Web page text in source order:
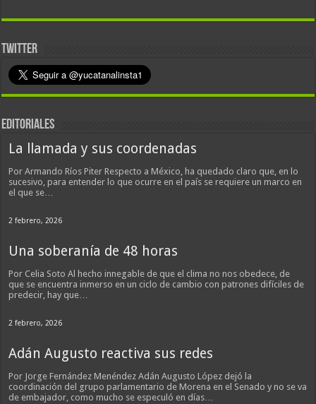
TWITTER
EDITORIALES
La llamada y sus coordenadas
Por Armando Ríos Piter Respecto a México, ha quedado claro que, en lo
sucesivo, para entender lo que ocurre en el país se requiere un marco en
el que se…
2 febrero, 2026
Una soberanía de 48 horas
Por Celia Soto Al hecho innegable de que el clima no nos obedece, de
que se encuentra inmerso en un ciclo de cambio con patrones difíciles de
predecir, hay que…
2 febrero, 2026
Adán Augusto reactiva sus redes
Por Jorge Fernández Menéndez Adán Augusto López dejó la
coordinación del grupo parlamentario de Morena en el Senado y no se va
de embajador, como mucho se especuló en días…